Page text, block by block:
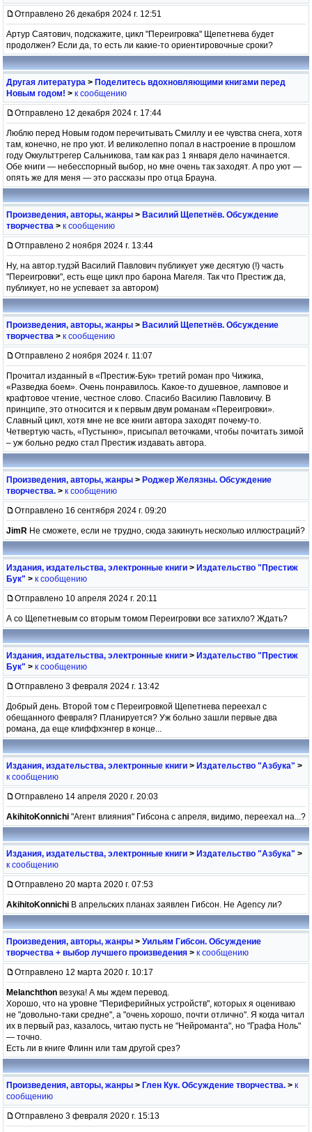
Отправлено 26 декабря 2024 г. 12:51
Артур Саятович, подскажите, цикл "Переигровка" Щепетнева будет
продолжен? Если да, то есть ли какие-то ориентировочные сроки?
Другая литература > Поделитесь вдохновляющими книгами перед
Новым годом! > к сообщению
Отправлено 12 декабря 2024 г. 17:44
Люблю перед Новым годом перечитывать Смиллу и ее чувства снега, хотя
там, конечно, не про уют. И великолепно попал в настроение в прошлом
году Оккульттрегер Сальникова, там как раз 1 января дело начинается.
Обе книги — небесспорный выбор, но мне очень так заходят. А про уют —
опять же для меня — это рассказы про отца Брауна.
Произведения, авторы, жанры > Василий Щепетнёв. Обсуждение
творчества > к сообщению
Отправлено 2 ноября 2024 г. 13:44
Ну, на автор.тудэй Василий Павлович публикует уже десятую (!) часть
"Переигровки", есть еще цикл про барона Магеля. Так что Престиж да,
публикует, но не успевает за автором)
Произведения, авторы, жанры > Василий Щепетнёв. Обсуждение
творчества > к сообщению
Отправлено 2 ноября 2024 г. 11:07
Прочитал изданный в «Престиж-Бук» третий роман про Чижика,
«Разведка боем». Очень понравилось. Какое-то душевное, ламповое и
крафтовое чтение, честное слово. Спасибо Василию Павловичу. В
принципе, это относится и к первым двум романам «Переигровки».
Славный цикл, хотя мне не все книги автора заходят почему-то.
Четвертую часть, «Пустыню», присыпал веточками, чтобы почитать зимой
– уж больно редко стал Престиж издавать автора.
Произведения, авторы, жанры > Роджер Желязны. Обсуждение
творчества. > к сообщению
Отправлено 16 сентября 2024 г. 09:20
JimR Не сможете, если не трудно, сюда закинуть несколько иллюстраций?
Издания, издательства, электронные книги > Издательство "Престиж
Бук" > к сообщению
Отправлено 10 апреля 2024 г. 20:11
А со Щепетневым со вторым томом Переигровки все затихло? Ждать?
Издания, издательства, электронные книги > Издательство "Престиж
Бук" > к сообщению
Отправлено 3 февраля 2024 г. 13:42
Добрый день. Второй том с Переигровкой Щепетнева переехал с
обещанного февраля? Планируется? Уж больно зашли первые два
романа, да еще клиффхэнгер в конце...
Издания, издательства, электронные книги > Издательство "Азбука" >
к сообщению
Отправлено 14 апреля 2020 г. 20:03
AkihitoKonnichi "Агент влияния" Гибсона с апреля, видимо, переехал на...?
Издания, издательства, электронные книги > Издательство "Азбука" >
к сообщению
Отправлено 20 марта 2020 г. 07:53
AkihitoKonnichi В апрельских планах заявлен Гибсон. Не Agency ли?
Произведения, авторы, жанры > Уильям Гибсон. Обсуждение
творчества + выбор лучшего произведения > к сообщению
Отправлено 12 марта 2020 г. 10:17
Melanchthon везука! А мы ждем перевод.
Хорошо, что на уровне "Периферийных устройств", которых я оцениваю
не "довольно-таки средне", а "очень хорошо, почти отлично". Я когда читал
их в первый раз, казалось, читаю пусть не "Нейроманта", но "Графа Ноль"
— точно.
Есть ли в книге Флинн или там другой срез?
Произведения, авторы, жанры > Глен Кук. Обсуждение творчества. > к
сообщению
Отправлено 3 февраля 2020 г. 15:13